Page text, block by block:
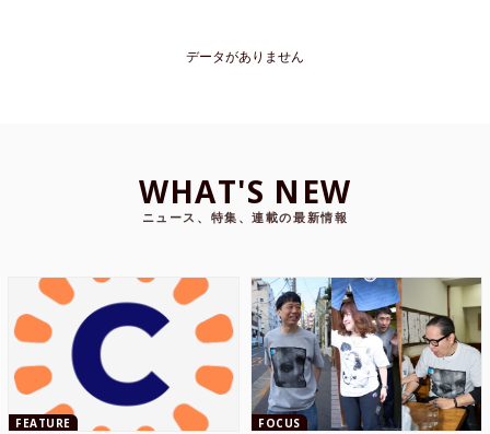
データがありません
WHAT'S NEW
ニュース、特集、連載の最新情報
FEATURE FOCUS